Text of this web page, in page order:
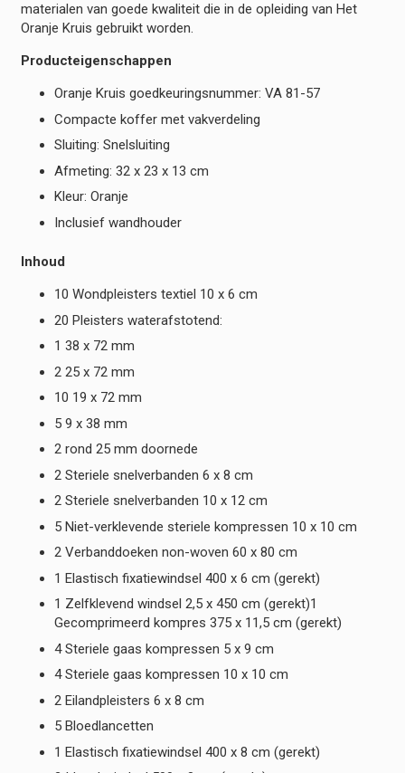
materialen van goede kwaliteit die in de opleiding van Het
Oranje Kruis gebruikt worden.
Producteigenschappen
Oranje Kruis goedkeuringsnummer: VA 81-57
Compacte koffer met vakverdeling
Sluiting: Snelsluiting
Afmeting: 32 x 23 x 13 cm
Kleur: Oranje
Inclusief wandhouder
Inhoud
10 Wondpleisters textiel 10 x 6 cm
20 Pleisters waterafstotend:
1 38 x 72 mm
2 25 x 72 mm
10 19 x 72 mm
5 9 x 38 mm
2 rond 25 mm doornede
2 Steriele snelverbanden 6 x 8 cm
2 Steriele snelverbanden 10 x 12 cm
5 Niet-verklevende steriele kompressen 10 x 10 cm
2 Verbanddoeken non-woven 60 x 80 cm
1 Elastisch fixatiewindsel 400 x 6 cm (gerekt)
1 Zelfklevend windsel 2,5 x 450 cm (gerekt)1
Gecomprimeerd kompres 375 x 11,5 cm (gerekt)
4 Steriele gaas kompressen 5 x 9 cm
4 Steriele gaas kompressen 10 x 10 cm
2 Eilandpleisters 6 x 8 cm
5 Bloedlancetten
1 Elastisch fixatiewindsel 400 x 8 cm (gerekt)